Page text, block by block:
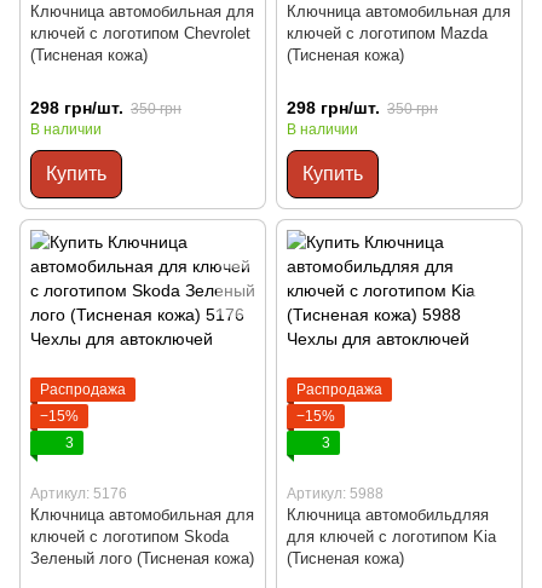
Ключница автомобильная для
ключей с логотипом Chevrolet
(Тисненая кожа)
298 грн/шт. 350 грн
В наличии
Купить
Ключница автомобильная для
ключей с логотипом Mazda
(Тисненая кожа)
298 грн/шт. 350 грн
В наличии
Купить
Распродажа
−15%
3
Артикул: 5176
Ключница автомобильная для
ключей с логотипом Skoda
Зеленый лого (Тисненая кожа)
Распродажа
−15%
3
Артикул: 5988
Ключница автомобильдляя
для ключей с логотипом Kia
(Тисненая кожа)